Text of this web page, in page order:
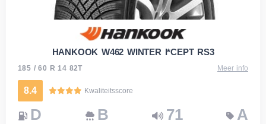
HANKOOK W462 WINTER I*CEPT RS3
185 / 60 R 14 82T Meer info
8.4 Kwaliteitsscore
D B 71 A